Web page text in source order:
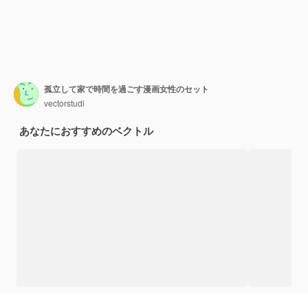
孤立して家で時間を過ごす漫画女性のセット
vectorstudi
あなたにおすすめのベクトル